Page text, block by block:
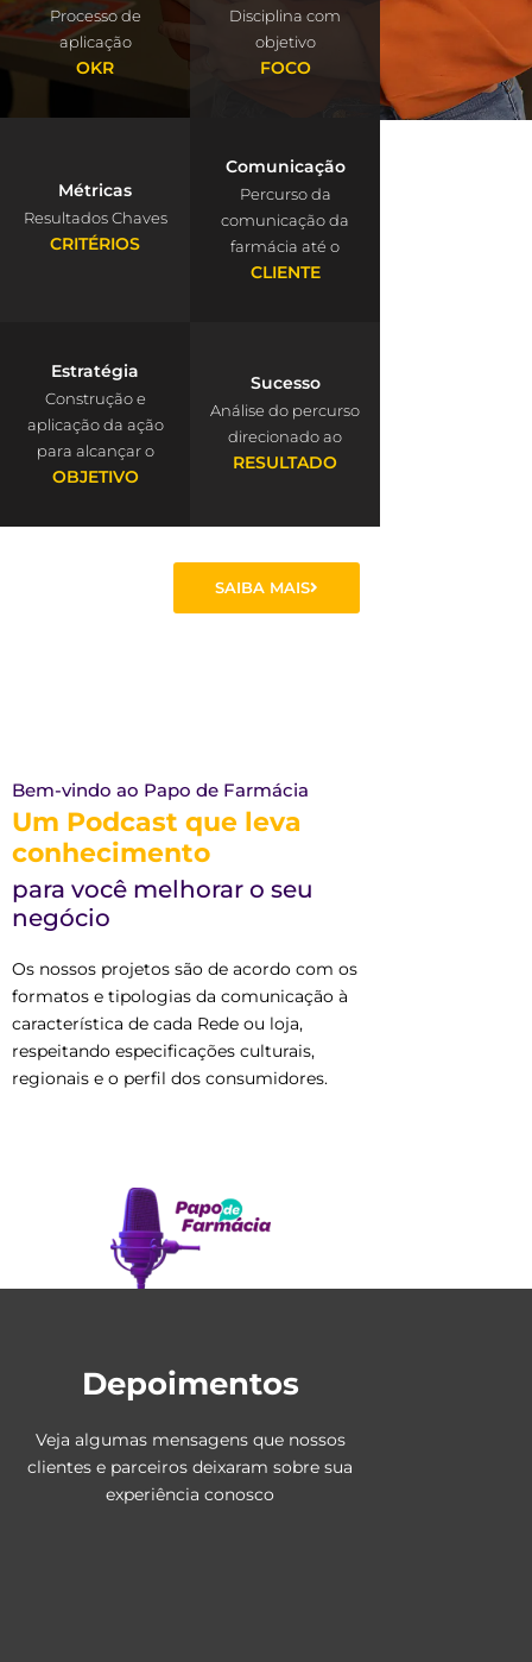
Processo de
aplicação
OKR
Disciplina com
objetivo
FOCO
Métricas
Resultados Chaves
CRITÉRIOS
Comunicação
Percurso da
comunicação da
farmácia até o
CLIENTE
Estratégia
Construção e
aplicação da ação
para alcançar o
OBJETIVO
Sucesso
Análise do percurso
direcionado ao
RESULTADO
SAIBA MAIS
Bem-vindo ao Papo de Farmácia
Um Podcast que leva
conhecimento
para você melhorar o seu
negócio
Os nossos projetos são de acordo com os
formatos e tipologias da comunicação à
característica de cada Rede ou loja,
respeitando especificações culturais,
regionais e o perfil dos consumidores.
Depoimentos
Veja algumas mensagens que nossos
clientes e parceiros deixaram sobre sua
experiência conosco